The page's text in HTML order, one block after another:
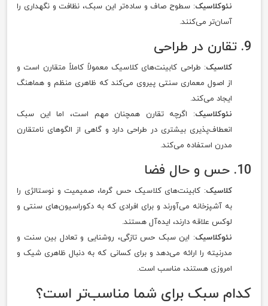
نئوکلاسیک: سطوح صاف و ساده‌تر این سبک، نظافت و نگهداری را
آسان‌تر می‌کنند.
9. تقارن در طراحی
کلاسیک: طراحی کابینت‌های کلاسیک معمولاً کاملاً متقارن است و
از اصول معماری سنتی پیروی می‌کند که ظاهری منظم و هماهنگ
ایجاد می‌کند.
نئوکلاسیک: اگرچه تقارن همچنان مهم است، اما این سبک
انعطاف‌پذیری بیشتری در طراحی دارد و گاهی از الگوهای نامتقارن
مدرن استفاده می‌کند.
10. حس و حال فضا
کلاسیک: کابینت‌های کلاسیک حس گرما، صمیمیت و نوستالژی را
به آشپزخانه می‌آورند و برای افرادی که به دکوراسیون‌های سنتی و
لوکس علاقه دارند، ایده‌آل هستند.
نئوکلاسیک: این سبک حس تازگی، روشنایی و تعادل بین سنت و
مدرنیته را ارائه می‌دهد و برای کسانی که به دنبال ظاهری شیک و
امروزی هستند، مناسب است.
کدام سبک برای شما مناسب‌تر است؟